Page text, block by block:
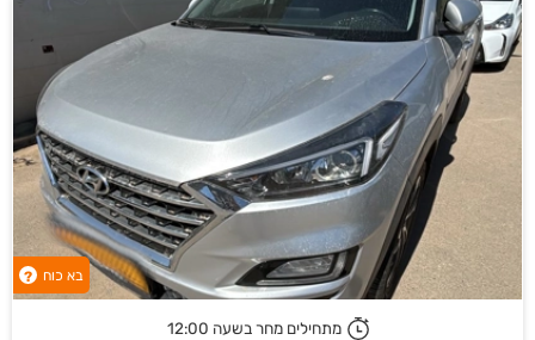
בא כוח ?
מתחילים מחר בשעה 12:00